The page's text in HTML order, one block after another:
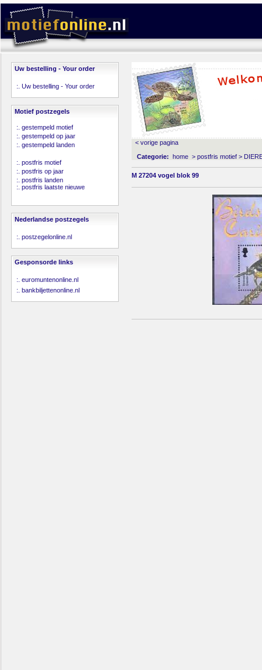
Uw bestelling - Your order
:. Uw bestelling - Your order
Motief postzegels
:. gestempeld motief
:. gestempeld op jaar
:. gestempeld landen
:. postfris motief
:. postfris op jaar
:. postfris landen
:. postfris laatste nieuwe
Nederlandse postzegels
:. postzegelonline.nl
Gesponsorde links
:. euromuntenonline.nl
:. bankbiljettenonline.nl
< vorige pagina
Categorie: home > postfris motief >
M 27204 vogel blok 99